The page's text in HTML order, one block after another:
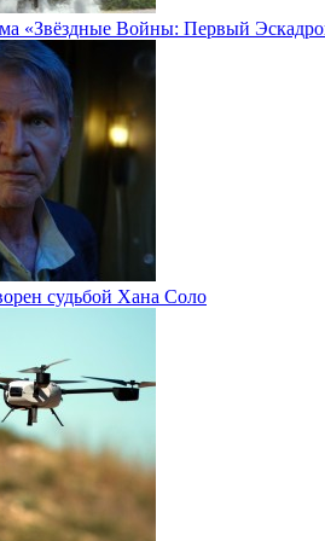
«Звёздные Войны: Первый
судьбой Хана Соло